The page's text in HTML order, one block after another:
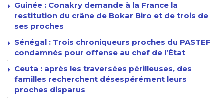
Guinée : Conakry demande à la France la
restitution du crâne de Bokar Biro et de trois de
ses proches
Sénégal : Trois chroniqueurs proches du PASTEF
condamnés pour offense au chef de l’État
Ceuta : après les traversées périlleuses, des
familles recherchent désespérément leurs
proches disparus